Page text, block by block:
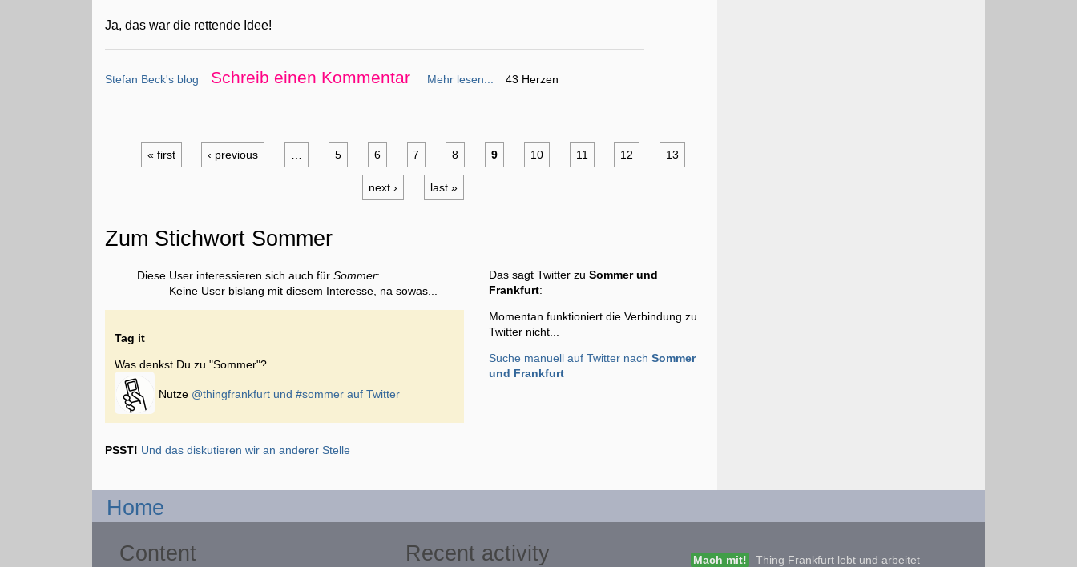
Ja, das war die rettende Idee!
Stefan Beck's blog Schreib einen Kommentar Mehr lesen... 43 Herzen
« first ‹ previous 5 6 7 8 9 10 11 12 13
next › last »
Zum Stichwort Sommer
Diese User interessieren sich auch fürSommer:
Keine User bislang mit diesem Interesse, na sowas...
Tag it
Was denkst Du zu "Sommer"?
Nutze @thingfrankfurt und#sommer auf Twitter
Das sagt Twitter zu Sommer und
Frankfurt:
Momentan funktioniert die Verbindung zu
Twitter nicht...
Suche manuell auf Twitter nach Sommer
und Frankfurt
PSST! Und das diskutieren wir an anderer Stelle
Home
Content
Recent activity Mach mit!
Thing Frankfurt lebt und arbeitet